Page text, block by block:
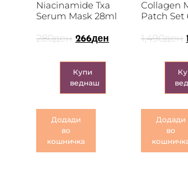
Niacinamide Txa
Serum Mask 28ml
280ден 266ден
Купи
веднаш
Додади
во
кошничка
Collagen
Patch Set
1,490ден
Додади
во